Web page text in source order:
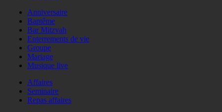
Anniversaire
Baptême
Bar Mitzvah
Enterrements de vie
Groupe
Mariage
Musique live
Affaires
Seminaire
Repas affaires